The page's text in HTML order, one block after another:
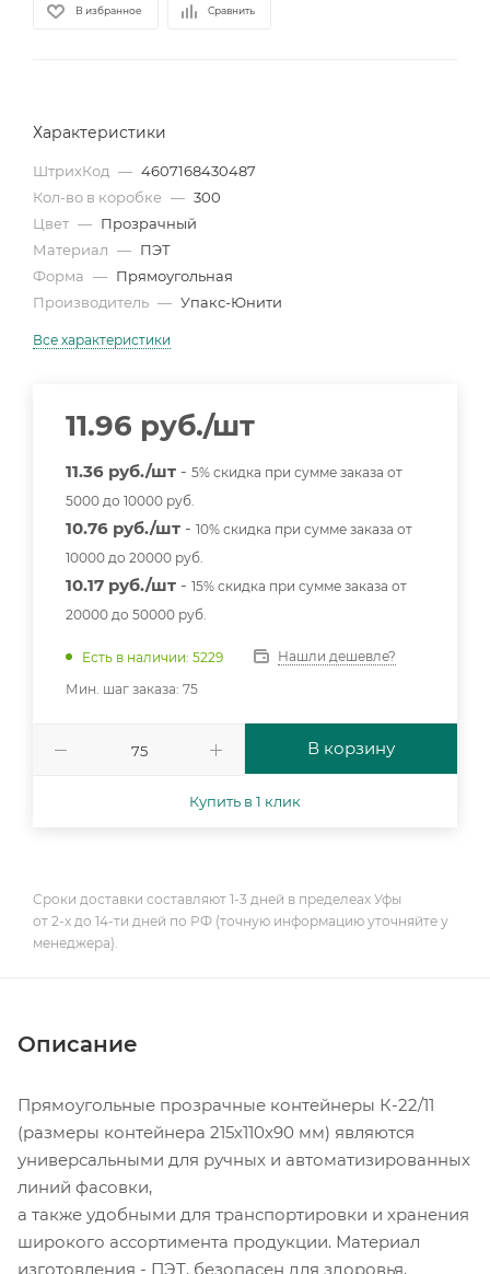
В избранное Сравнить
Характеристики
ШтрихКод — 4607168430487
Кол-во в коробке — 300
Цвет — Прозрачный
Материал — ПЭТ
Форма — Прямоугольная
Производитель — Упакс-Юнити
Все характеристики
11.96 руб./шт
11.36 руб./шт - 5% скидка при сумме заказа от
5000 до 10000 руб.
10.76 руб./шт - 10% скидка при сумме заказа от
10000 до 20000 руб.
10.17 руб./шт - 15% скидка при сумме заказа от
20000 до 50000 руб.
Есть в наличии: 5229
Нашли дешевле?
Мин. шаг заказа: 75
В корзину
Купить в 1 клик
Сроки доставки составляют 1-3 дней в пределеах Уфы
от 2-х до 14-ти дней по РФ (точную информацию уточняйте у
менеджера).
Описание
Прямоугольные прозрачные контейнеры К-22/11
(размеры контейнера 215х110х90 мм) являются
универсальными для ручных и автоматизированных
линий фасовки,
а также удобными для транспортировки и хранения
широкого ассортимента продукции. Материал
изготовления - ПЭТ, безопасен для здоровья,